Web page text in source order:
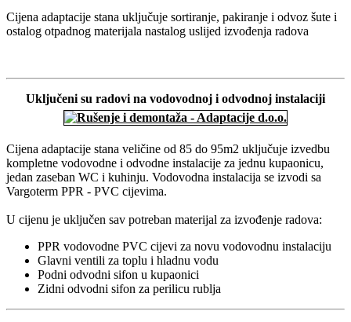
Cijena adaptacije stana uključuje sortiranje, pakiranje i odvoz šute i
ostalog otpadnog materijala nastalog uslijed izvođenja radova
Uključeni su radovi na vodovodnoj i odvodnoj instalaciji
Cijena adaptacije stana veličine od 85 do 95m2 uključuje izvedbu
kompletne vodovodne i odvodne instalacije za jednu kupaonicu,
jedan zaseban WC i kuhinju. Vodovodna instalacija se izvodi sa
Vargoterm PPR - PVC cijevima.
U cijenu je uključen sav potreban materijal za izvođenje radova:
PPR vodovodne PVC cijevi za novu vodovodnu instalaciju
Glavni ventili za toplu i hladnu vodu
Podni odvodni sifon u kupaonici
Zidni odvodni sifon za perilicu rublja